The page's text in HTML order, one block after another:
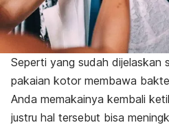
Seperti yang sudah dijelaskan
pakaian kotor membawa
Anda memakainya kembali
justru hal tersebut bisa